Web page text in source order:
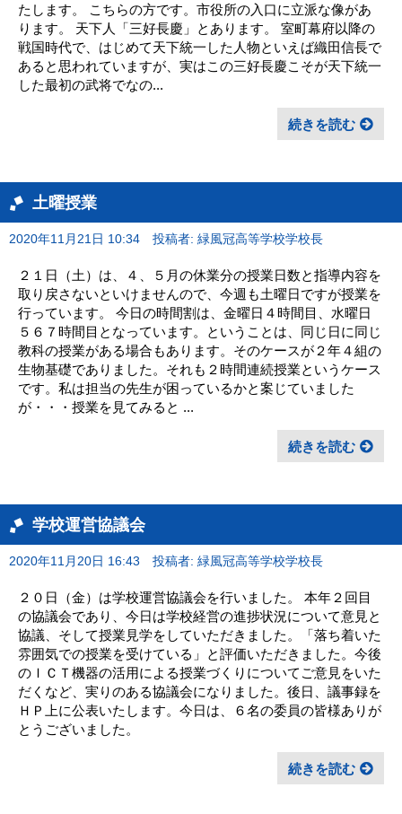
たします。 こちらの方です。市役所の入口に立派な像があ
ります。 天下人「三好長慶」とあります。 室町幕府以降の
戦国時代で、はじめて天下統一した人物といえば織田信長で
あると思われていますが、実はこの三好長慶こそが天下統一
した最初の武将でなの...
続きを読む
土曜授業
2020年11月21日 10:34 投稿者: 緑風冠高等学校学校長
２１日（土）は、４、５月の休業分の授業日数と指導内容を
取り戻さないといけませんので、今週も土曜日ですが授業を
行っています。 今日の時間割は、金曜日４時間目、水曜日
５６７時間目となっています。ということは、同じ日に同じ
教科の授業がある場合もあります。そのケースが２年４組の
生物基礎でありました。それも２時間連続授業というケース
です。私は担当の先生が困っているかと案じていました
が・・・授業を見てみると ...
続きを読む
学校運営協議会
2020年11月20日 16:43 投稿者: 緑風冠高等学校学校長
２０日（金）は学校運営協議会を行いました。 本年２回目
の協議会であり、今日は学校経営の進捗状況について意見と
協議、そして授業見学をしていただきました。「落ち着いた
雰囲気での授業を受けている」と評価いただきました。今後
のＩＣＴ機器の活用による授業づくりについてご意見をいた
だくなど、実りのある協議会になりました。後日、議事録を
ＨＰ上に公表いたします。今日は、６名の委員の皆様ありが
とうございました。
続きを読む